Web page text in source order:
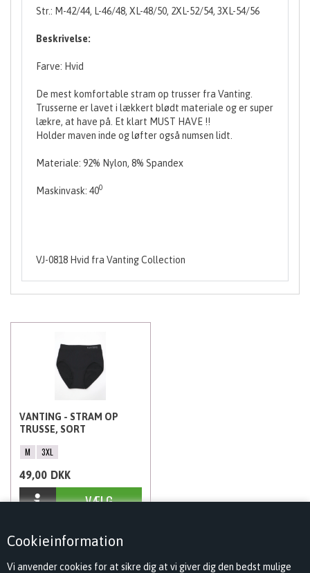
Cookieinformation
Vi anvender cookies for at sikre dig at vi giver dig den bedst mulige
Str.: M-42/44, L-46/48, XL-48/50, 2XL-52/54, 3XL-54/56
Beskrivelse:
Farve: Hvid
De mest komfortable stram op trusser fra Vanting.
Trusserne er lavet i lækkert blødt materiale og er super
lækre, at have på. Et klart MUST HAVE !!
Holder maven inde og løfter også numsen lidt.
Materiale: 92% Nylon, 8% Spandex
Maskinvask: 400
VJ-0818 Hvid fra Vanting Collection
VANTING - STRAM OP
TRUSSE, SORT
M 3XL
49,00 DKK